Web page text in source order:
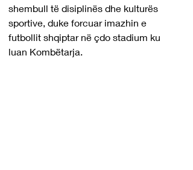
shembull të disiplinës dhe kulturës
sportive, duke forcuar imazhin e
futbollit shqiptar në çdo stadium ku
luan Kombëtarja.